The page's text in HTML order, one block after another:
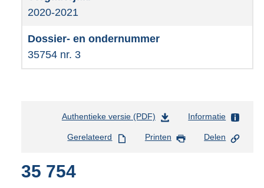
2020-2021
35754 nr. 3
Authentieke versie (PDF)
s
Informatie
Gerelateerd Printen Delen
35 754